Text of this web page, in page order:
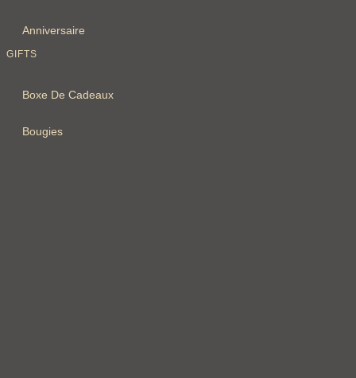
Anniversaire
GIFTS
Boxe De Cadeaux
Bougies